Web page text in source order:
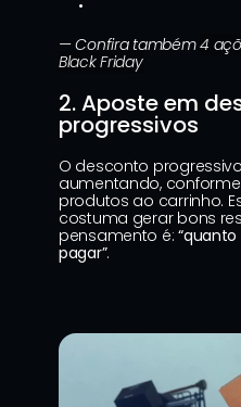
— Confira também 4
Black Friday
2. Aposte em
progressivos
O desconto
aumentando,
produtos ao carrinho.
costuma gerar bons
pensamento é:
pagar”.